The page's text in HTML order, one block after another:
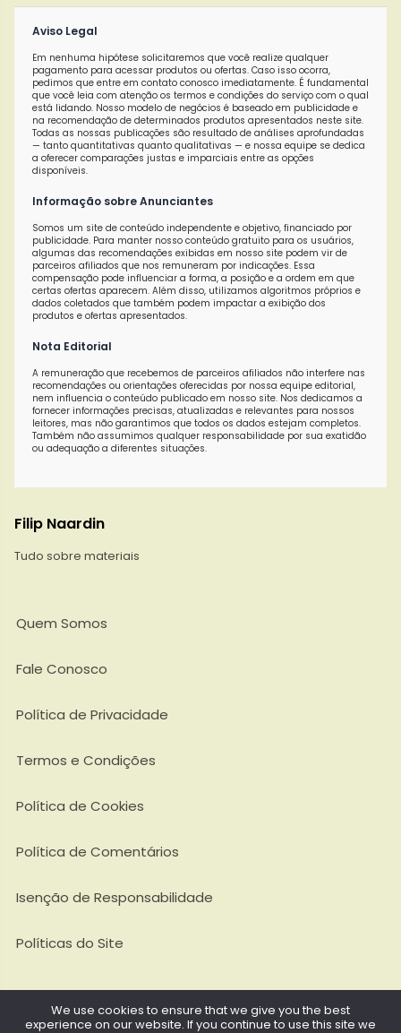
Aviso Legal
Em nenhuma hipótese solicitaremos que você realize qualquer
pagamento para acessar produtos ou ofertas. Caso isso ocorra,
pedimos que entre em contato conosco imediatamente. É fundamental
que você leia com atenção os termos e condições do serviço com o qual
está lidando. Nosso modelo de negócios é baseado em publicidade e
na recomendação de determinados produtos apresentados neste site.
Todas as nossas publicações são resultado de análises aprofundadas
— tanto quantitativas quanto qualitativas — e nossa equipe se dedica
a oferecer comparações justas e imparciais entre as opções
disponíveis.
Informação sobre Anunciantes
Somos um site de conteúdo independente e objetivo, financiado por
publicidade. Para manter nosso conteúdo gratuito para os usuários,
algumas das recomendações exibidas em nosso site podem vir de
parceiros afiliados que nos remuneram por indicações. Essa
compensação pode influenciar a forma, a posição e a ordem em que
certas ofertas aparecem. Além disso, utilizamos algoritmos próprios e
dados coletados que também podem impactar a exibição dos
produtos e ofertas apresentados.
Nota Editorial
A remuneração que recebemos de parceiros afiliados não interfere nas
recomendações ou orientações oferecidas por nossa equipe editorial,
nem influencia o conteúdo publicado em nosso site. Nos dedicamos a
fornecer informações precisas, atualizadas e relevantes para nossos
leitores, mas não garantimos que todos os dados estejam completos.
Também não assumimos qualquer responsabilidade por sua exatidão
ou adequação a diferentes situações.
Filip Naardin
Tudo sobre materiais
Quem Somos
Fale Conosco
Política de Privacidade
Termos e Condições
Política de Cookies
Política de Comentários
Isenção de Responsabilidade
Políticas do Site
We use cookies to ensure that we give you the best
experience on our website. If you continue to use this site we